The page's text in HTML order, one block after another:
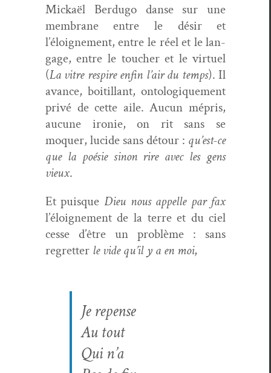
Mick­aël Berdugo danse sur une
mem­brane entre le désir et
l’éloigne­ment, entre le réel et le lan­
gage, entre le touch­er et le virtuel
(La vit­re respire enfin l’air du temps). Il
avance, boit­il­lant, ontologique­ment
privé de cette aile. Aucun mépris,
aucune ironie, on rit sans se
moquer, lucide sans détour : qu’est-ce
que la poésie sinon rire avec les gens
vieux.
Et puisque Dieu nous appelle par fax
l’éloigne­ment de la terre et du ciel
cesse d’être un prob­lème : sans
regret­ter le vide qu’il y a en moi,
Je repense
Au tout
Qui n’a